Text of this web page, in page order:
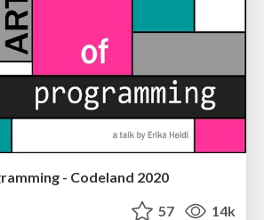
- Codeland 2020
57 14k